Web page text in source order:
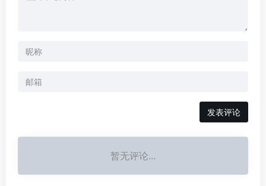
发表评论
暂无评论...